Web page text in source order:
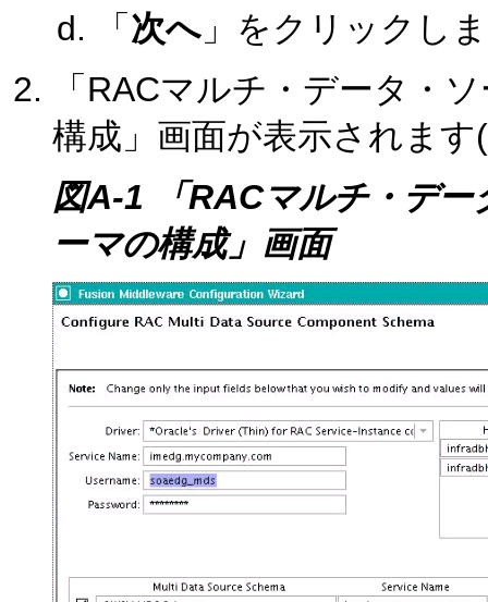
「 次へ 」をクリックし
「RACマルチ・データ・
構成」画面が表示されます(
図A-1 「RACマルチ・デ
ーマの構成」画面